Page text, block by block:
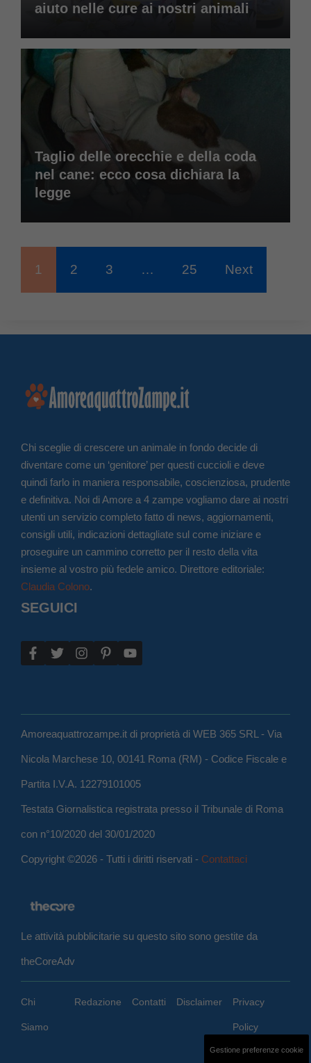
aiuto nelle cure ai nostri animali
Taglio delle orecchie e della coda
nel cane: ecco cosa dichiara la
legge
1 2 3 … 25 Next
Chi sceglie di crescere un animale in fondo decide di
diventare come un ‘genitore’ per questi cuccioli e deve
quindi farlo in maniera responsabile, coscienziosa, prudente
e definitiva. Noi di Amore a 4 zampe vogliamo dare ai nostri
utenti un servizio completo fatto di news, aggiornamenti,
consigli utili, indicazioni dettagliate sul come iniziare e
proseguire un cammino corretto per il resto della vita
insieme al vostro più fedele amico. Direttore editoriale:
Claudia Colono.
SEGUICI
Amoreaquattrozampe.it di proprietà di WEB 365 SRL - Via
Nicola Marchese 10, 00141 Roma (RM) - Codice Fiscale e
Partita I.V.A. 12279101005
Testata Giornalistica registrata presso il Tribunale di Roma
con n°10/2020 del 30/01/2020
Copyright ©2026 - Tutti i diritti riservati - Contattaci
Le attività pubblicitarie su questo sito sono gestite da
theCoreAdv
Chi
Siamo
Redazione Contatti Disclaimer Privacy
Policy
Gestione preferenze cookie